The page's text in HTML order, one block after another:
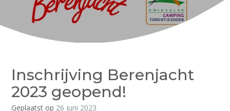
Inschrijving Berenjacht
2023 geopend!
Geplaatst op 26 juni 2023